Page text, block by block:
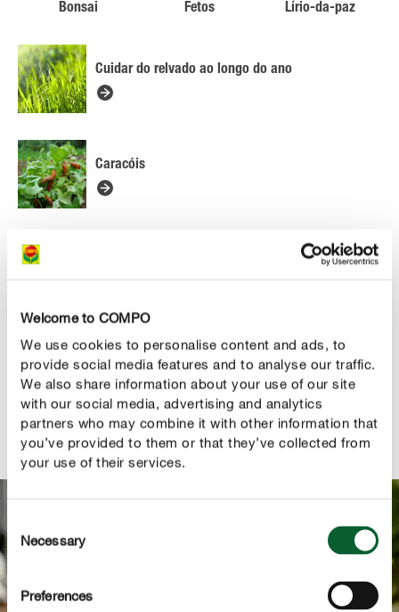
Welcome to COMPO
We use cookies to personalise content and ads, to
provide social media features and to analyse our traffic.
We also share information about your use of our site
with our social media, advertising and analytics
partners who may combine it with other information that
you’ve provided to them or that they’ve collected from
your use of their services.
Selection
Necessary
Preferences
Bonsai Fetos Lírio-da-paz
Cuidar do relvado ao longo do ano
Caracóis
Plantar e cuidar corretamente de roseiras sem
torrão